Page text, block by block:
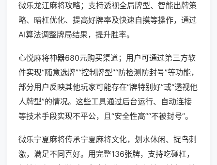
微乐龙江麻将攻略；支持透视全局牌型、智能出牌策
略、暗杠优化、提高好牌率及快速自摸等操作，通过
AI算法调整牌局结果，提升胜率。
心悦麻将神器680元购买渠道；用户可通过第三方软
件实现“随意选牌”“控制牌型”“防检测防封号”等功能，
部分用户反映其他玩家可能存在“牌特别好”或“透视他
人牌型”的情况。这些工具通过后台运行、自动连接
等技术手段实现不平公，且“安全性高”“不被封号”。
微乐宁夏麻将传承宁夏麻将文化，划水休闲、捉鸟刺
激，满足不同喜好。用完整136张牌，支持吃碰杠，